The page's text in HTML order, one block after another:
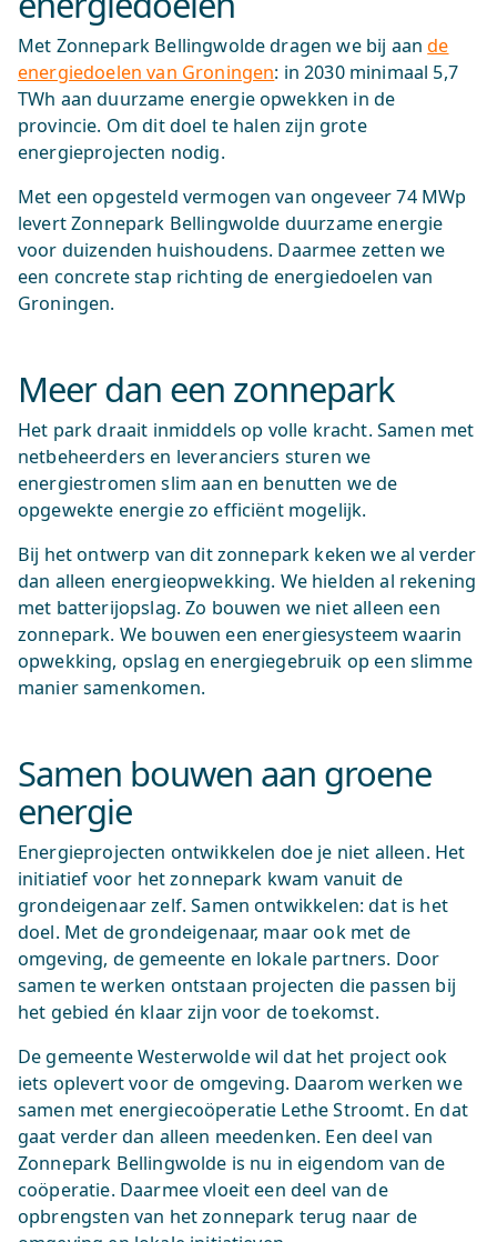
Met Zonnepark Bellingwolde dragen we bij aande
energiedoelen van Groningen: in 2030 minimaal 5,7
TWh aan duurzame energie opwekken in de
provincie. Om dit doel te halen zijn grote
energieprojecten nodig.
Met een opgesteld vermogen van ongeveer 74 MWp
levert Zonnepark Bellingwolde duurzame energie
voor duizenden huishoudens. Daarmee zetten we
een concrete stap richting de energiedoelen van
Groningen.
Meer dan een zonnepark
Het park draait inmiddels op volle kracht. Samen met
netbeheerders en leveranciers sturen we
energiestromen slim aan en benutten we de
opgewekte energie zo efficiënt mogelijk.
Bij het ontwerp van dit zonnepark keken we al verder
dan alleen energieopwekking. We hielden al rekening
met batterijopslag. Zo bouwen we niet alleen een
zonnepark. We bouwen een energiesysteem waarin
opwekking, opslag en energiegebruik op een slimme
manier samenkomen.
Samen bouwen aan groene
energie
Energieprojecten ontwikkelen doe je niet alleen. Het
initiatief voor het zonnepark kwam vanuit de
grondeigenaar zelf. Samen ontwikkelen: dat is het
doel. Met de grondeigenaar, maar ook met de
omgeving, de gemeente en lokale partners. Door
samen te werken ontstaan projecten die passen bij
het gebied én klaar zijn voor de toekomst.
De gemeente Westerwolde wil dat het project ook
iets oplevert voor de omgeving. Daarom werken we
samen met energiecoöperatie Lethe Stroomt. En dat
gaat verder dan alleen meedenken. Een deel van
Zonnepark Bellingwolde is nu in eigendom van de
coöperatie. Daarmee vloeit een deel van de
opbrengsten van het zonnepark terug naar de